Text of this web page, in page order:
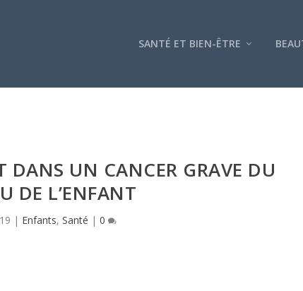
SANTÉ ET BIEN-ÊTRE
UN CANCER GRAVE DU
DE L’ENFANT
| Enfants, Santé | 0